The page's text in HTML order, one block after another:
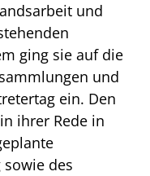
und
ging sie auf die
und
ein. Den
ihrer Rede in
des